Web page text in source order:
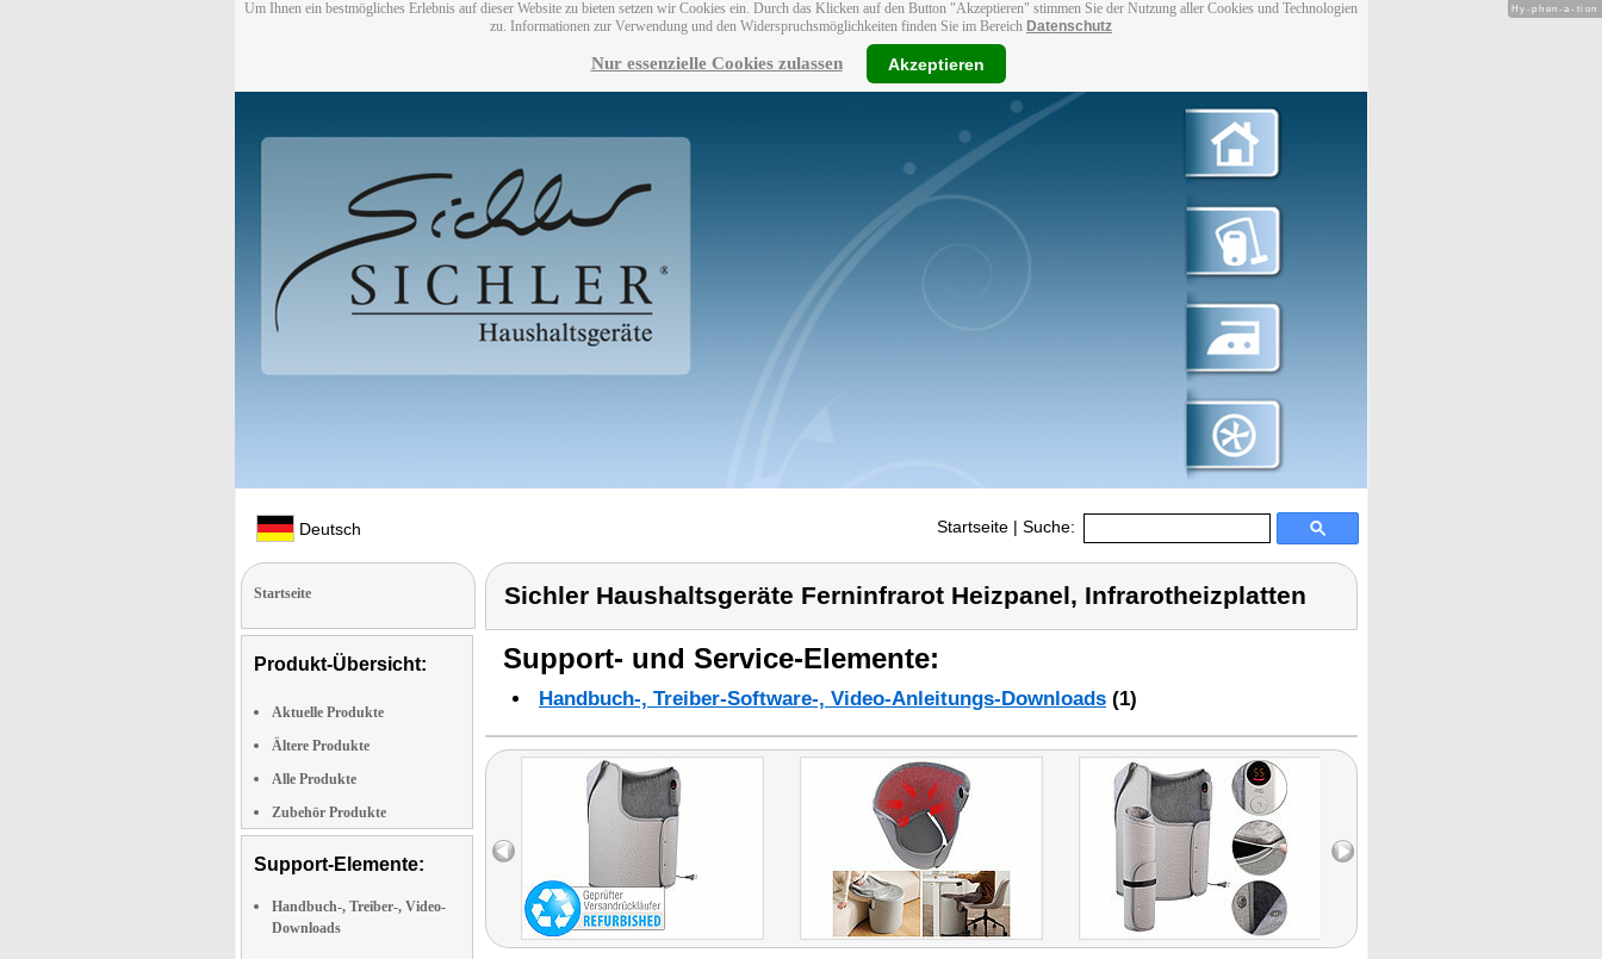
Um Ihnen ein bestmögliches Erlebnis auf dieser Website zu bieten setzen wir Cookies ein. Durch das Klicken auf den Button "Akzeptieren" stimmen Sie der Nutzung aller Cookies und Technologien
zu. Informationen zur Verwendung und den Widerspruchsmöglichkeiten finden Sie im Bereich Datenschutz
Nur essenzielle Cookies zulassen Akzeptieren
Deutsch Startseite | Suche:
Startseite
Produkt-Übersicht:
Aktuelle Produkte
Ältere Produkte
Alle Produkte
Zubehör Produkte
Support-Elemente:
Handbuch-, Treiber-, Video-
Downloads
Sichler Haushaltsgeräte Ferninfrarot Heizpanel, Infrarotheizplatten
Support- und Service-Elemente:
Handbuch-, Treiber-Software-, Video-Anleitungs-Downloads (1)
Hy-phen-a-tion